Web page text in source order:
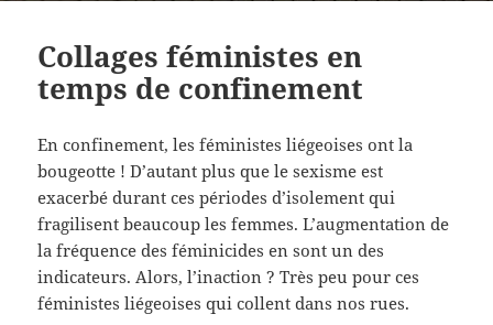
Collages féministes en
temps de confinement
En confinement, les féministes liégeoises ont la
bougeotte ! D’autant plus que le sexisme est
exacerbé durant ces périodes d’isolement qui
fragilisent beaucoup les femmes. L’augmentation de
la fréquence des féminicides en sont un des
indicateurs. Alors, l’inaction ? Très peu pour ces
féministes liégeoises qui collent dans nos rues.